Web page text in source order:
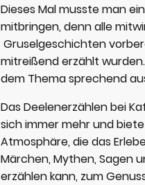
Dieses Mal musste man
mitbringen, denn alle
Gruselgeschichten
mitreißend erzählt
dem Thema sprechend
Das Deelenerzählen bei
sich immer mehr und
Atmosphäre, die das
Märchen, Mythen, Sagen
erzählen kann, zum